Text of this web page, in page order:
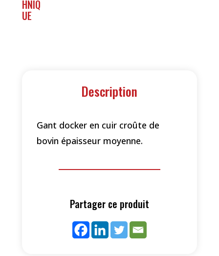
Description
Gant docker en cuir croûte de
bovin épaisseur moyenne.
Partager ce produit